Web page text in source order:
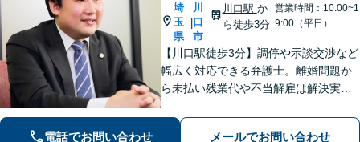
埼
玉
県
|
川
口
市
川口駅 か
ら徒歩3分
営業時間：10:00~1
9:00（平日）
【川口駅徒歩3分】調停や示談交渉など
幅広く対応できる弁護士。離婚問題か
ら未払い残業代や不当解雇は解決実績
分の初回無料相談】労働問題委員会に
電話でお問い合わせ メールでお問い合わせ